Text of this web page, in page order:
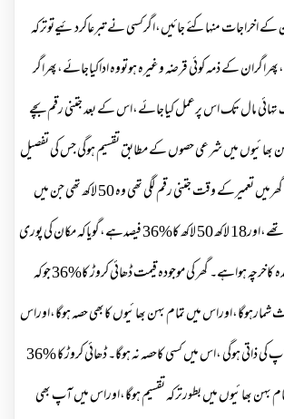
کے اخراجات منہاکئے جائیں،اگرکسی نے تبرعاکردئیےتوترکہ
کے ذمہ کوئی قرضہ وغیرہ ہوتووہ اداکیاجائے،پھراگر
تہائی مال تک اس پرعمل کیاجائے،اس کے بعد جتنی رقم بچے
بھائیوں میں شرعی حصوں کے مطابق تقسیم ہوگی جس کی تفصیل
آگے آرہی ہے۔ موجودہ گھرمیں تعمیرکے وقت جتنی رقم لگی تھی وہ 50 لاکھ تھی جن میں
صرف 18 لاکھ والدہ کے تھے،اور18 لاکھ 50 لاکھ کا%36 فیصدہے،گویاکہ مکان کی پوری
تعمیر میں سے 36 فیصد والدہ کاخرچہ ہواہے۔ گھر کی موجودہ قیمت ڈھائی کروڑ کا%36 جوکہ
شمارہوگا،اوراس میں تمام بہن بھائیوں کابھی حصہ ہوگا،اوراس
کے علاوہ باقی پوری رقم آپ کی ذاتی ہوگی ،اس میں کسی کاحصہ نہ ہوگا۔ ڈھائی کروڑکا %36
تمام بہن بھائیوں میں بطورترکہ تقسیم ہوگا،اوراس میں آپ بھی